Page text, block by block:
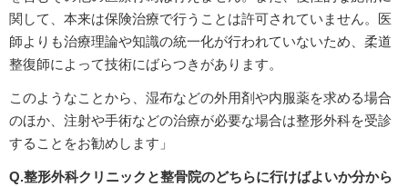
関して、本来は保険治療で行うことは許可されていません。医
師よりも治療理論や知識の統一化が行われていないため、柔道
整復師によって技術にばらつきがあります。
このようなことから、湿布などの外用剤や内服薬を求める場合
のほか、注射や手術などの治療が必要な場合は整形外科を受診
することをお勧めします」
Q.整形外科クリニックと整骨院のどちらに行けばよいか分から